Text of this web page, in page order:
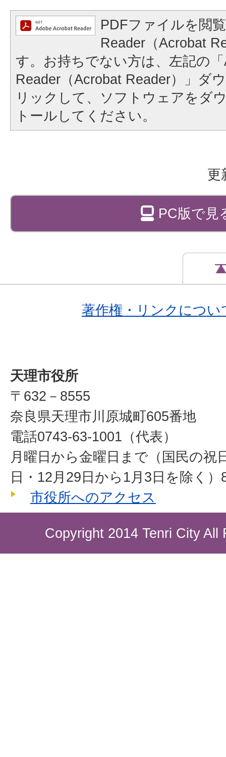
PDFファイルを閲
Reader（Acrobat
す。お持ちでない方は、左記の
Reader（Acrobat Reader）」ダ
リックして、ソフトウェアをダ
トールしてください。
更
PC版で見
著作権・リンクについ
天理市役所
〒632－8555
奈良県天理市川原城町605番地
電話0743-63-1001（代表）
月曜日から金曜日まで（国民の祝
日・12月29日から1月3日を除く
市役所へのアクセス
Copyright 2014 Tenri City All